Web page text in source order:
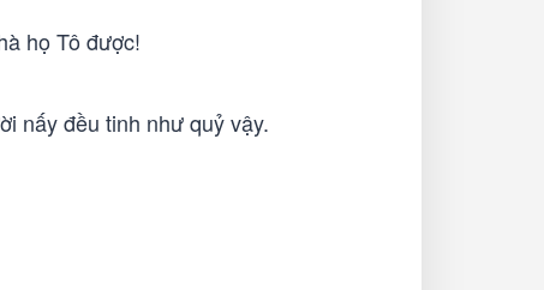
họ Tô được!
nấy đều tinh như quỷ vậy.